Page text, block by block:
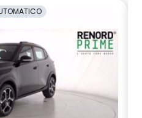
vigilanza del conducente
profondità